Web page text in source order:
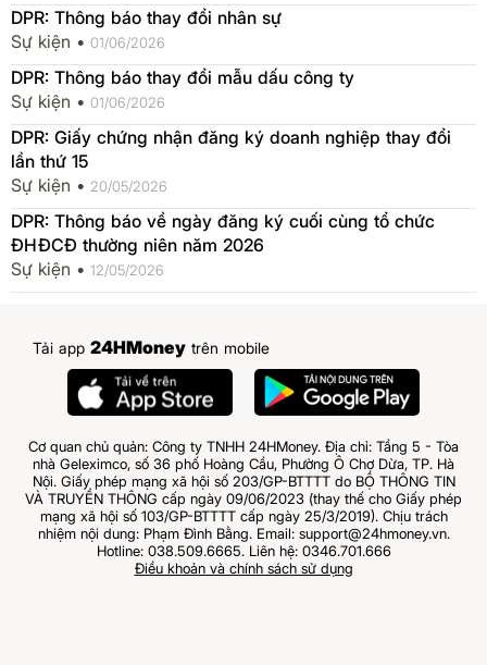
DPR: Thông báo thay đổi nhân sự
Sự kiện • 01/06/2026
DPR: Thông báo thay đổi mẫu dấu công ty
Sự kiện • 01/06/2026
DPR: Giấy chứng nhận đăng ký doanh nghiệp thay đổi
lần thứ 15
Sự kiện • 20/05/2026
DPR: Thông báo về ngày đăng ký cuối cùng tổ chức
ĐHĐCĐ thường niên năm 2026
Sự kiện • 12/05/2026
Tải app 24HMoney trên mobile
Cơ quan chủ quản: Công ty TNHH 24HMoney. Địa chỉ: Tầng 5 - Tòa
nhà Geleximco, số 36 phố Hoàng Cầu, Phường Ô Chợ Dừa, TP. Hà
Nội. Giấy phép mạng xã hội số 203/GP-BTTTT do BỘ THÔNG TIN
VÀ TRUYỀN THÔNG cấp ngày 09/06/2023 (thay thế cho Giấy phép
mạng xã hội số 103/GP-BTTTT cấp ngày 25/3/2019). Chịu trách
nhiệm nội dung: Phạm Đình Bằng. Email: support@24hmoney.vn.
Hotline: 038.509.6665. Liên hệ: 0346.701.666
Điều khoản và chính sách sử dụng